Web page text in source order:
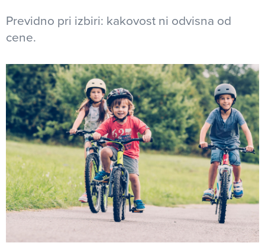
Previdno pri izbiri: kakovost ni odvisna od
cene.